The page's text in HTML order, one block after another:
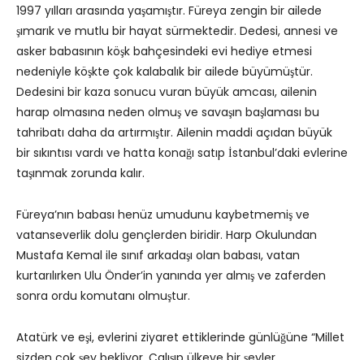
1997 yılları arasında yaşamıştır. Füreya zengin bir ailede
şımarık ve mutlu bir hayat sürmektedir. Dedesi, annesi ve
asker babasının köşk bahçesindeki evi hediye etmesi
nedeniyle köşkte çok kalabalık bir ailede büyümüştür.
Dedesini bir kaza sonucu vuran büyük amcası, ailenin
harap olmasına neden olmuş ve savaşın başlaması bu
tahribatı daha da artırmıştır. Ailenin maddi açıdan büyük
bir sıkıntısı vardı ve hatta konağı satıp İstanbul’daki evlerine
taşınmak zorunda kalır.
Füreya’nın babası henüz umudunu kaybetmemiş ve
vatanseverlik dolu gençlerden biridir. Harp Okulundan
Mustafa Kemal ile sınıf arkadaşı olan babası, vatan
kurtarılırken Ulu Önder’in yanında yer almış ve zaferden
sonra ordu komutanı olmuştur.
Atatürk ve eşi, evlerini ziyaret ettiklerinde günlüğüne “Millet